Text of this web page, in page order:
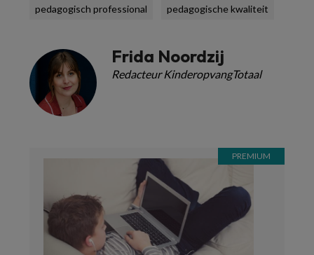
pedagogisch professional pedagogische kwaliteit
Frida Noordzij
Redacteur KinderopvangTotaal